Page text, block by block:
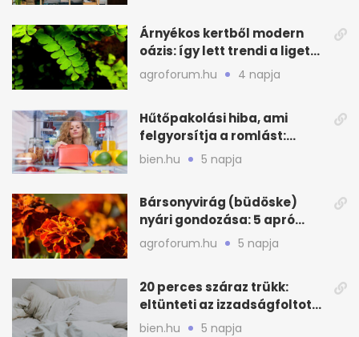
Árnyékos kertből modern
oázis: így lett trendi a ligetes
zöld
agroforum.hu 4 napja
Hűtőpakolási hiba, ami
felgyorsítja a romlást:
zónákra figyelj
bien.hu 5 napja
Bársonyvirág (büdöske)
nyári gondozása: 5 apró
lépés a dús virágzásért
agroforum.hu 5 napja
20 perces száraz trükk:
eltünteti az izzadságfoltot
és a szagot a matracról
bien.hu 5 napja